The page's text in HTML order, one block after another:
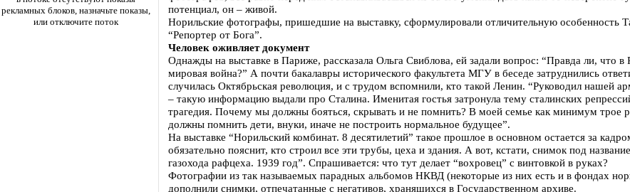
рекламных блоков, назначьте показы,
или отключите поток
потенциал, он – живой.
Норильские фотографы, пришедшие на выставку, сформулировали отличительную особенность
“Репортер от Бога”.
Человек оживляет документ
Однажды на выставке в Париже, рассказала Ольга Свиблова, ей задали вопрос: “Правда ли, что в
мировая война?” А почти бакалавры исторического факультета МГУ в беседе затруднились
случилась Октябрьская революция, и с трудом вспомнили, кто такой Ленин. “Руководил нашей
– такую информацию выдали про Сталина. Именитая гостья затронула тему сталинских
трагедия. Почему мы должны бояться, скрывать и не помнить? В моей семье как минимум трое
должны помнить дети, внуки, иначе не построить нормальное будущее”.
На выставке “Норильский комбинат. 8 десятилетий” такое прошлое в основном остается за
обязательно пояснит, кто строил все эти трубы, цеха и здания. А вот, кстати, снимок под
газохода рафцеха. 1939 год”. Спрашивается: что тут делает “вохровец” с винтовкой в руках?
Фотографии из так называемых парадных альбомов НКВД (некоторые из них есть и в фондах
дополнили снимки, отпечатанные с негативов, хранящихся в Государственном архиве.